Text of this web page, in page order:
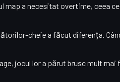
map a necesitat overtime, ceea
cheie a făcut diferența.
, jocul lor a părut brusc mult mai